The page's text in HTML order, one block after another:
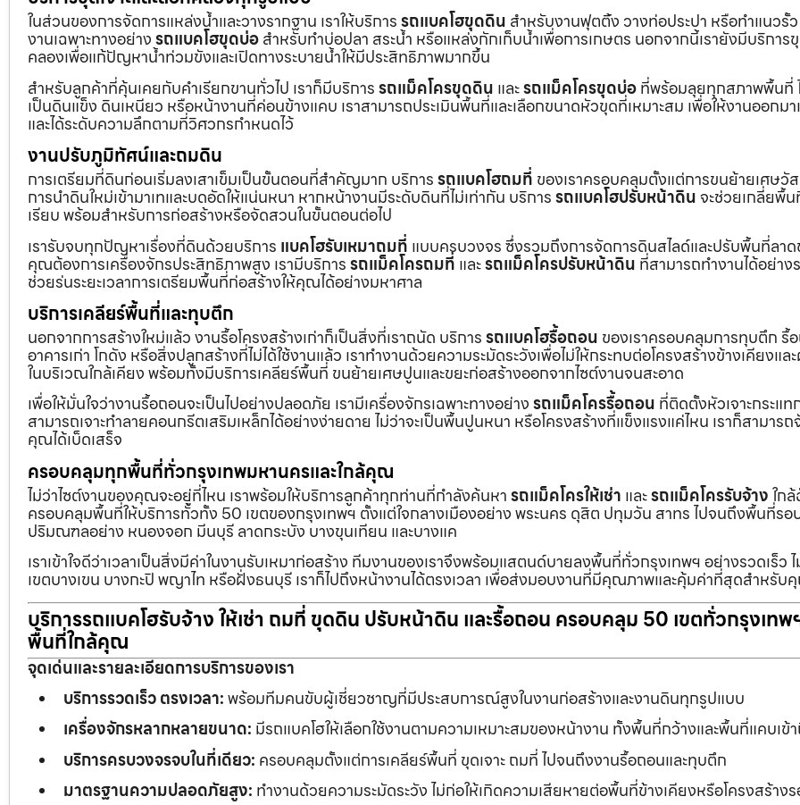
ในส่วนของการจัดการแหล่งน้ำและวางรากฐาน เราให้บริการรถแบคโฮขุดดิน สำหรับงานฟุตติ้ง วางท่อประปา หรือทำแนวรั้
งานเฉพาะทางอย่างรถแบคโฮขุดบ่อสำหรับทำบ่อปลา สระน้ำ หรือแหล่งกักเก็บน้ำเพื่อการเกษตร นอกจากนี้เรายังมีบริการ
คลองเพื่อแก้ปัญหาน้ำท่วมขังและเปิดทางระบายน้ำให้มีประสิทธิภาพมากขึ้น
สำหรับลูกค้าที่คุ้นเคยกับคำเรียกขานทั่วไป เราก็มีบริการรถแม็คโครขุดดิน และรถแม็คโครขุดบ่อที่พร้อมลุยทุกสภาพพื้นที่
เป็นดินแข็ง ดินเหนียว หรือหน้างานที่ค่อนข้างแคบ เราสามารถประเมินพื้นที่และเลือกขนาดหัวขุดที่เหมาะสม เพื่อให้งานออกม
และได้ระดับความลึกตามที่วิศวกรกำหนดไว้
งานปรับภูมิทัศน์และถมดิน
การเตรียมที่ดินก่อนเริ่มลงเสาเข็มเป็นขั้นตอนที่สำคัญมาก บริการรถแบคโฮถมที่ ของเราครอบคลุมตั้งแต่การขนย้ายเศษวั
การนำดินใหม่เข้ามาเทและบดอัดให้แน่นหนา หากหน้างานมีระดับดินที่ไม่เท่ากัน บริการรถแบคโฮปรับหน้าดินจะช่วยเกลี่ยพื้น
เรียบ พร้อมสำหรับการก่อสร้างหรือจัดสวนในขั้นตอนต่อไป
เรารับจบทุกปัญหาเรื่องที่ดินด้วยบริการ แบคโฮรับเหมาถมที่ แบบครบวงจร ซึ่งรวมถึงการจัดการดินสไลด์และปรับพื้นที่ลา
คุณต้องการเครื่องจักรประสิทธิภาพสูง เรามีบริการรถแม็คโครถมที่ และรถแม็คโครปรับหน้าดิน ที่สามารถทำงานได้อย่าง
ช่วยร่นระยะเวลาการเตรียมพื้นที่ก่อสร้างให้คุณได้อย่างมหาศาล
บริการเคลียร์พื้นที่และทุบตึก
นอกจากการสร้างใหม่แล้ว งานรื้อโครงสร้างเก่าก็เป็นสิ่งที่เราถนัด บริการรถแบคโฮรื้อถอน ของเราครอบคลุมการทุบตึก รื้
อาคารเก่า โกดัง หรือสิ่งปลูกสร้างที่ไม่ได้ใช้งานแล้ว เราทำงานด้วยความระมัดระวังเพื่อไม่ให้กระทบต่อโครงสร้างข้างเคียงแ
ในบริเวณใกล้เคียง พร้อมทั้งมีบริการเคลียร์พื้นที่ ขนย้ายเศษปูนและขยะก่อสร้างออกจากไซต์งานจนสะอาด
เพื่อให้มั่นใจว่างานรื้อถอนจะเป็นไปอย่างปลอดภัย เรามีเครื่องจักรเฉพาะทางอย่างรถแม็คโครรื้อถอน ที่ติดตั้งหัวเจาะกระแ
สามารถเจาะทำลายคอนกรีตเสริมเหล็กได้อย่างง่ายดาย ไม่ว่าจะเป็นพื้นปูนหนา หรือโครงสร้างที่แข็งแรงแค่ไหน เราก็สามารถ
คุณได้เบ็ดเสร็จ
ครอบคลุมทุกพื้นที่ทั่วกรุงเทพมหานครและใกล้คุณ
ไม่ว่าไซต์งานของคุณจะอยู่ที่ไหน เราพร้อมให้บริการลูกค้าทุกท่านที่กำลังค้นหารถแม็คโครให้เช่า และรถแม็คโครรับจ้างใก
ครอบคลุมพื้นที่ให้บริการทั่วทั้ง 50 เขตของกรุงเทพฯ ตั้งแต่ใจกลางเมืองอย่าง พระนคร ดุสิต ปทุมวัน สาทร ไปจนถึงพื้นที่รอ
ปริมณฑลอย่าง หนองจอก มีนบุรี ลาดกระบัง บางขุนเทียน และบางแค
เราเข้าใจดีว่าเวลาเป็นสิ่งมีค่าในงานรับเหมาก่อสร้าง ทีมงานของเราจึงพร้อมแสตนด์บายลงพื้นที่ทั่วกรุงเทพฯ อย่างรวดเร็ว ไ
เขตบางเขน บางกะปิ พญาไท หรือฝั่งธนบุรี เราก็ไปถึงหน้างานได้ตรงเวลา เพื่อส่งมอบงานที่มีคุณภาพและคุ้มค่าที่สุดสำหรับ
บริการรถแบคโฮรับจ้าง ให้เช่า ถมที่ ขุดดิน ปรับหน้าดิน และรื้อถอน ครอบคลุม 50 เขตทั่วกรุงเทพ
พื้นที่ใกล้คุณ
จุดเด่นและรายละเอียดการบริการของเรา
บริการรวดเร็ว ตรงเวลา:พร้อมทีมคนขับผู้เชี่ยวชาญที่มีประสบการณ์สูงในงานก่อสร้างและงานดินทุกรูปแบบ
เครื่องจักรหลากหลายขนาด: มีรถแบคโฮให้เลือกใช้งานตามความเหมาะสมของหน้างาน ทั้งพื้นที่กว้างและพื้นที่แคบเข้
บริการครบวงจรจบในที่เดียว: ครอบคลุมตั้งแต่การเคลียร์พื้นที่ ขุดเจาะ ถมที่ ไปจนถึงงานรื้อถอนและทุบตึก
มาตรฐานความปลอดภัยสูง: ทำงานด้วยความระมัดระวัง ไม่ก่อให้เกิดความเสียหายต่อพื้นที่ข้างเคียงหรือโครงสร้าง